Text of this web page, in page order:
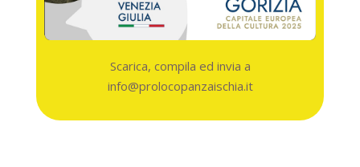
Scarica, compila ed invia a
info@prolocopanzaischia.it